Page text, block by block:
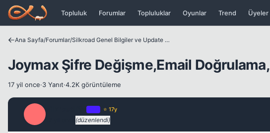
Icerige atla
Topluluk Forumlar Topluluklar Oyunlar Trend Üyeler
Ana Sayfa/Forumlar/ Silkroad Genel Bilgiler ve Update Bilgileri
Joymax Şifre Değişme,Email
17 yil once·3 Yanıt·4.2K görüntüleme
⭐ 17y
(düzenlendi)